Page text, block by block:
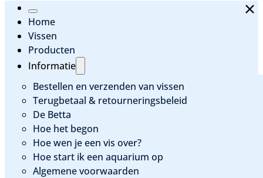
Home
Vissen
Producten
Informatie
Bestellen en verzenden van vissen
Terugbetaal & retourneringsbeleid
De Betta
Hoe het begon
Hoe wen je een vis over?
Hoe start ik een aquarium op
Algemene voorwaarden